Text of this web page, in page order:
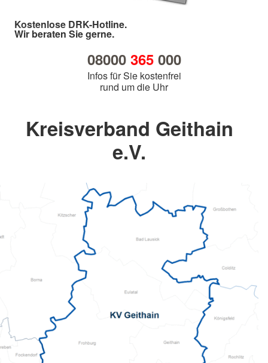
Kostenlose DRK-Hotline.
Wir beraten Sie gerne.
08000 365000
Infos für Sie kostenfrei
rund um die Uhr
Kreisverband Geithain
e.V.